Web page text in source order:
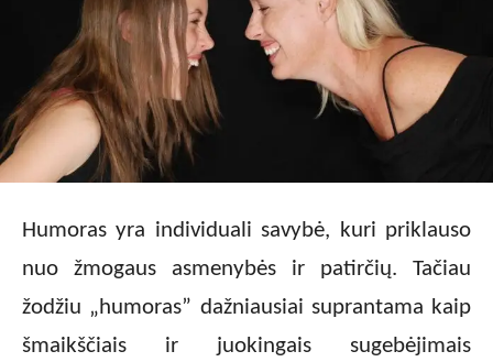
Humoras yra individuali savybė, kuri priklauso
nuo žmogaus asmenybės ir patirčių. Tačiau
žodžiu „humoras” dažniausiai suprantama kaip
šmaikščiais ir juokingais sugebėjimais